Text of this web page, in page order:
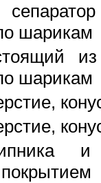
шарикам
шарикам